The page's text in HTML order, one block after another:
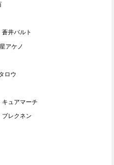
井バルト
アケノ
ロウ
ュアマーチ
レクネン